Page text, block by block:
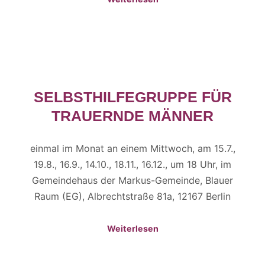
SELBSTHILFEGRUPPE FÜR
TRAUERNDE MÄNNER
einmal im Monat an einem Mittwoch, am 15.7.,
19.8., 16.9., 14.10., 18.11., 16.12., um 18 Uhr, im
Gemeindehaus der Markus-Gemeinde, Blauer
Raum (EG), Albrechtstraße 81a, 12167 Berlin
Weiterlesen